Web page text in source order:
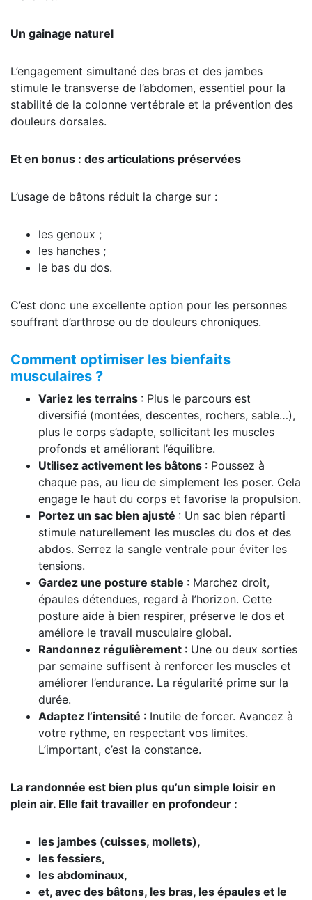
Un gainage naturel
L’engagement simultané des bras et des jambes
stimule le transverse de l’abdomen, essentiel pour la
stabilité de la colonne vertébrale et la prévention des
douleurs dorsales.
Et en bonus : des articulations préservées
L’usage de bâtons réduit la charge sur :
les genoux ;
les hanches ;
le bas du dos.
C’est donc une excellente option pour les personnes
souffrant d’arthrose ou de douleurs chroniques.
Comment optimiser les bienfaits
musculaires ?
Variez les terrains : Plus le parcours est
diversifié (montées, descentes, rochers, sable…),
plus le corps s’adapte, sollicitant les muscles
profonds et améliorant l’équilibre.
Utilisez activement les bâtons : Poussez à
chaque pas, au lieu de simplement les poser. Cela
engage le haut du corps et favorise la propulsion.
Portez un sac bien ajusté : Un sac bien réparti
stimule naturellement les muscles du dos et des
abdos. Serrez la sangle ventrale pour éviter les
tensions.
Gardez une posture stable : Marchez droit,
épaules détendues, regard à l’horizon. Cette
posture aide à bien respirer, préserve le dos et
améliore le travail musculaire global.
Randonnez régulièrement : Une ou deux sorties
par semaine suffisent à renforcer les muscles et
améliorer l’endurance. La régularité prime sur la
durée.
Adaptez l’intensité : Inutile de forcer. Avancez à
votre rythme, en respectant vos limites.
L’important, c’est la constance.
La randonnée est bien plus qu’un simple loisir en
plein air. Elle fait travailler en profondeur :
les jambes (cuisses, mollets),
les fessiers,
les abdominaux,
et, avec des bâtons, les bras, les épaules et le